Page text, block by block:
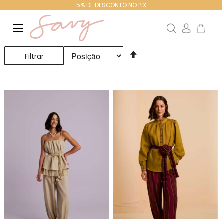
5% DE DESCONTO NO PIX
Search
Meu
Filtrar